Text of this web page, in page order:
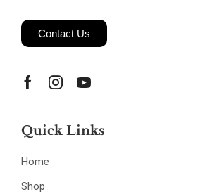
Contact Us
Quick Links
Home
Shop